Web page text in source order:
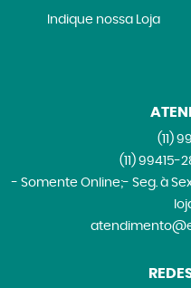
Indique nossa Loja
(11)
(11)99415-
- Somente Online;- Seg. à